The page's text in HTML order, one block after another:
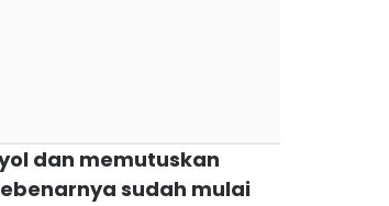
dan memutuskan
sudah mulai